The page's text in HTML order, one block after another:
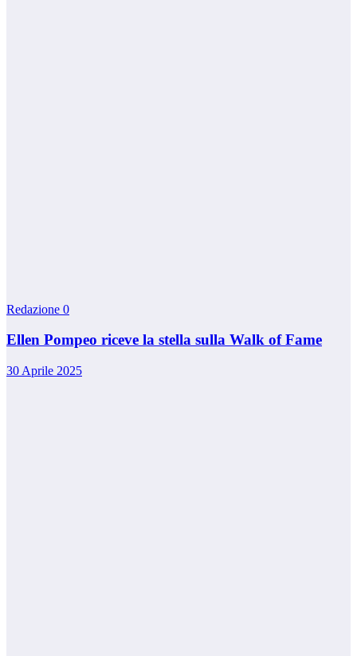
Redazione 0
Ellen Pompeo riceve la stella sulla Walk of Fame
30 Aprile 2025